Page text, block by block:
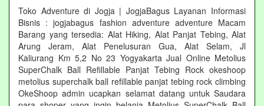
Toko Adventure di Jogja | JogjaBagus Layanan Informasi
Bisnis : jogjabagus fashion adventure adventure Macam
Barang yang tersedia: Alat Hiking, Alat Panjat Tebing, Alat
Arung Jeram, Alat Penelusuran Gua, Alat Selam, Jl
Kaliurang Km 5,2 No 23 Yogyakarta Jual Online Metolius
SuperChalk Ball Refillable Panjat Tebing Rock okeshoop
metolius superchalk ball refillable panjat tebing rock climbing
OkeShoop admin ucapkan selamat datang untuk Saudara